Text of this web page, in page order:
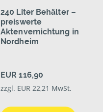
240 Liter Behälter –
preiswerte
Aktenvernichtung in
Nordheim
EUR 116,90
zzgl. EUR 22,21 MwSt.